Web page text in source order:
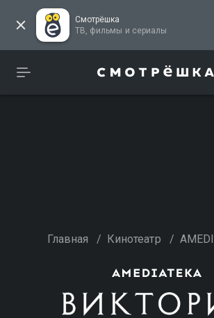
Смотрёшка
ТВ, фильмы и сериалы
Главная / Кинотеатр /